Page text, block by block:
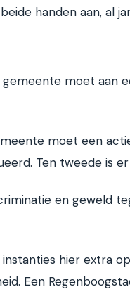
handen aan, al
moet aan
moet een
Ten tweede is er
en geweld
hier extra
Een